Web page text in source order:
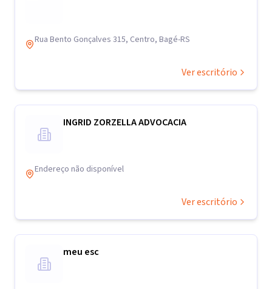
Rua Bento Gonçalves 315, Centro, Bagé-RS
Ver escritório
INGRID ZORZELLA ADVOCACIA
Endereço não disponível
Ver escritório
meu esc